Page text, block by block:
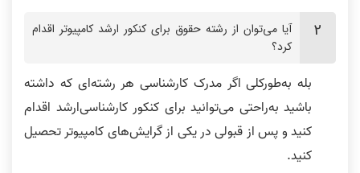
آيا می‌توان از رشته‌ حقوق برای کنکور ارشد کامپيوتر اقدام
کرد؟
بله به‌طورکلی اگر مدرک کارشناسی هر رشته‌ای که داشته
باشيد به‌راحتی می‌توانيد برای کنکور کارشناسی‌ارشد اقدام
کنيد و پس از قبولی در يکی از گرایش‌های کامپيوتر تحصيل
کنيد.